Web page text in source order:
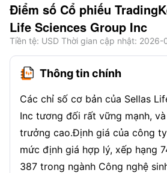
Điểm số Cổ phiếu
Life Sciences Group Inc
Tiền tệ: USD Thời gian cập nhật: 2026-
Thông tin chính
Các chỉ số cơ bản của Sellas
Inc tương đối rất vững mạnh,
trưởng cao.Định giá của công
mức định giá hợp lý, xếp hạng
387 trong ngành Công nghệ